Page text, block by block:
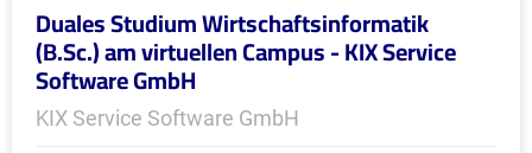
Duales Studium Wirtschaftsinformatik
(B.Sc.) am virtuellen Campus - KIX Service
Software GmbH
KIX Service Software GmbH